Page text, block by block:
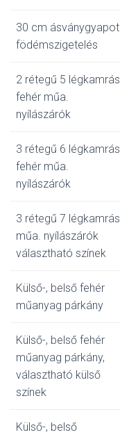
30 cm ásványgyapot
födémszigetelés
2 rétegű 5 légkamrás
fehér műa.
nyílászárók
3 rétegű 6 légkamrás
fehér műa.
nyílászárók
3 rétegű 7 légkamrás
műa. nyílászárók
választható színek
Külső-, belső fehér
műanyag párkány
Külső-, belső fehér
műanyag párkány,
választható külső
színek
Külső-, belső